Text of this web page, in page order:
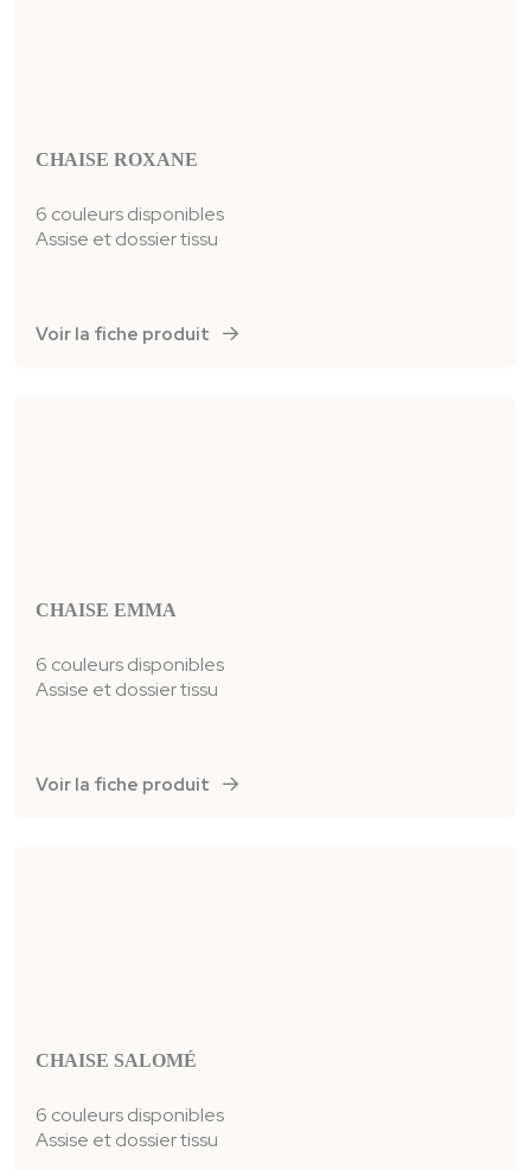
CHAISE ROXANE
6 couleurs disponibles
Assise et dossier tissu
Voir la fiche produit
CHAISE EMMA
6 couleurs disponibles
Assise et dossier tissu
Voir la fiche produit
CHAISE SALOMÉ
6 couleurs disponibles
Assise et dossier tissu